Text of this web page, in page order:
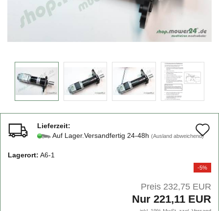
Lieferzeit:
Auf Lager.Versandfertig 24-48h (Ausland abweichend)
Lagerort: A6-1
-5%
Preis 232,75 EUR
Nur 221,11 EUR